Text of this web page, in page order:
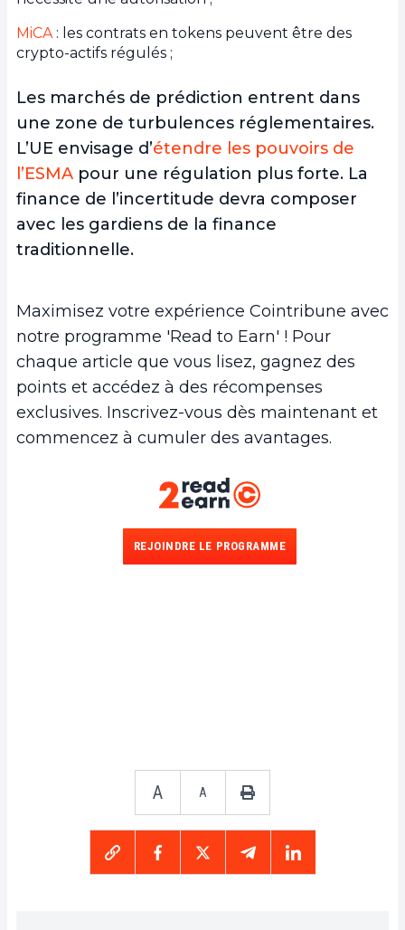
MiCA : les contrats en tokens peuvent être des
crypto-actifs régulés ;
Les marchés de prédiction entrent dans
une zone de turbulences réglementaires.
L’UE envisage d’étendre les pouvoirs de
l’ESMA pour une régulation plus forte. La
finance de l’incertitude devra composer
avec les gardiens de la finance
traditionnelle.
Maximisez votre expérience Cointribune avec
notre programme 'Read to Earn' ! Pour
chaque article que vous lisez, gagnez des
points et accédez à des récompenses
exclusives. Inscrivez-vous dès maintenant et
commencez à cumuler des avantages.
REJOINDRE LE PROGRAMME
A A